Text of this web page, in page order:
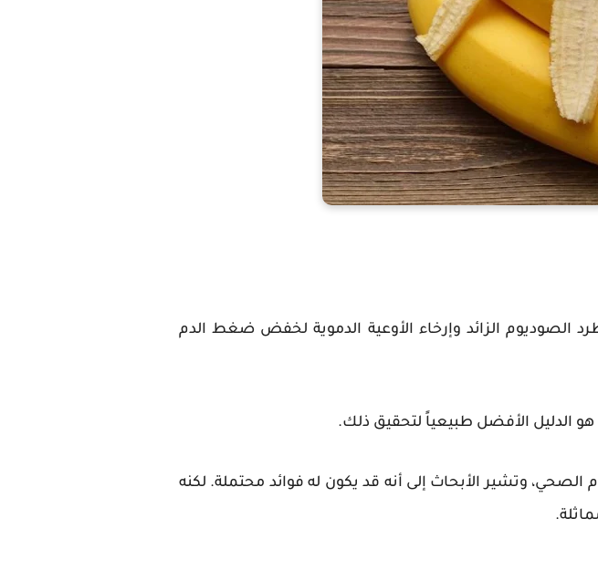
الصوديوم الزائد وإرخاء الأوعية الدموية لخفض ضغط الدم
الدليل الأفضل طبيعياً لتحقيق ذلك.
وتشير الأبحاث إلى أنه قد يكون له فوائد محتملة. لكنه